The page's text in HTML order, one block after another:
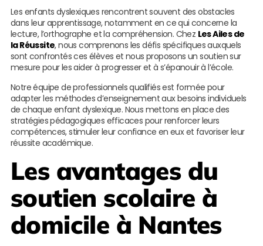
Les enfants dyslexiques rencontrent souvent des obstacles
dans leur apprentissage, notamment en ce qui concerne la
lecture, l’orthographe et la compréhension. Chez Les Ailes de
la Réussite, nous comprenons les défis spécifiques auxquels
sont confrontés ces élèves et nous proposons un soutien sur
mesure pour les aider à progresser et à s’épanouir à l’école.
Notre équipe de professionnels qualifiés est formée pour
adapter les méthodes d’enseignement aux besoins individuels
de chaque enfant dyslexique. Nous mettons en place des
stratégies pédagogiques efficaces pour renforcer leurs
compétences, stimuler leur confiance en eux et favoriser leur
réussite académique.
Les avantages du
soutien scolaire à
domicile à Nantes